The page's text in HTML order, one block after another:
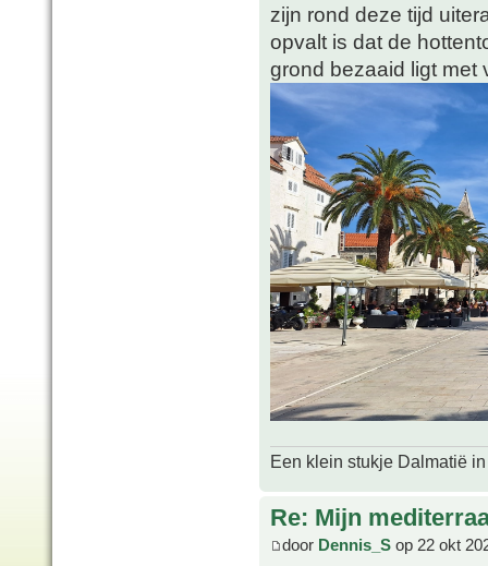
zijn rond deze tijd
opvalt is dat de
grond bezaaid ligt met
Een klein stukje Dalmatië
Re: Mijn
door Dennis_S op 22 okt